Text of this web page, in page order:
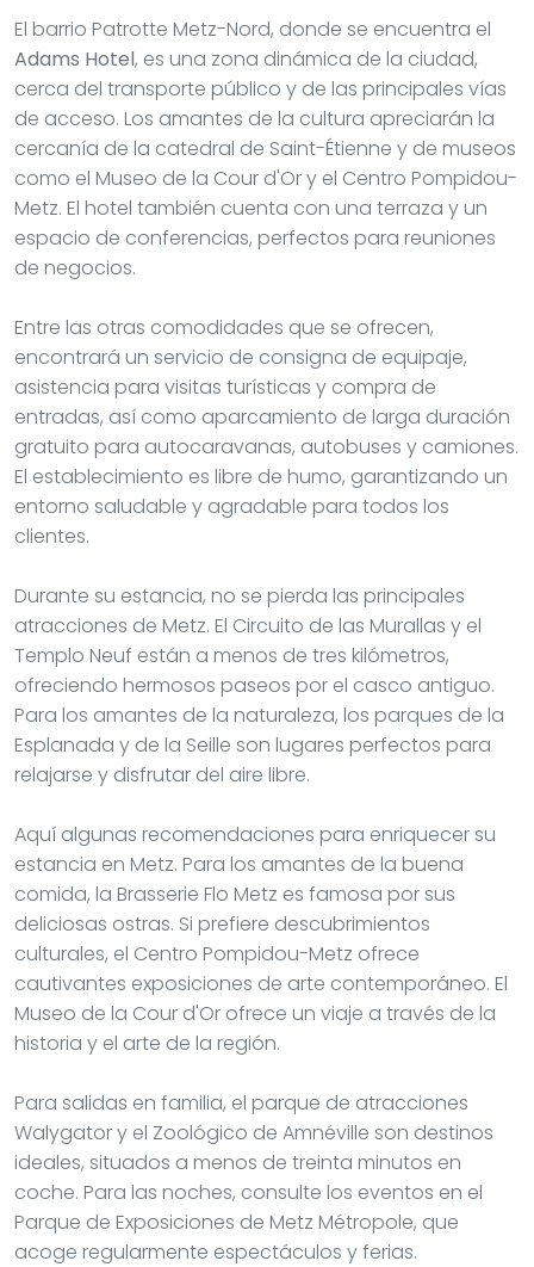
El barrio Patrotte Metz-Nord, donde se encuentra el
Adams Hotel, es una zona dinámica de la ciudad,
cerca del transporte público y de las principales vías
de acceso. Los amantes de la cultura apreciarán la
cercanía de la catedral de Saint-Étienne y de museos
como el Museo de la Cour d'Or y el Centro Pompidou-
Metz. El hotel también cuenta con una terraza y un
espacio de conferencias, perfectos para reuniones
de negocios.
Entre las otras comodidades que se ofrecen,
encontrará un servicio de consigna de equipaje,
asistencia para visitas turísticas y compra de
entradas, así como aparcamiento de larga duración
gratuito para autocaravanas, autobuses y camiones.
El establecimiento es libre de humo, garantizando un
entorno saludable y agradable para todos los
clientes.
Durante su estancia, no se pierda las principales
atracciones de Metz. El Circuito de las Murallas y el
Templo Neuf están a menos de tres kilómetros,
ofreciendo hermosos paseos por el casco antiguo.
Para los amantes de la naturaleza, los parques de la
Esplanada y de la Seille son lugares perfectos para
relajarse y disfrutar del aire libre.
Aquí algunas recomendaciones para enriquecer su
estancia en Metz. Para los amantes de la buena
comida, la Brasserie Flo Metz es famosa por sus
deliciosas ostras. Si prefiere descubrimientos
culturales, el Centro Pompidou-Metz ofrece
cautivantes exposiciones de arte contemporáneo. El
Museo de la Cour d'Or ofrece un viaje a través de la
historia y el arte de la región.
Para salidas en familia, el parque de atracciones
Walygator y el Zoológico de Amnéville son destinos
ideales, situados a menos de treinta minutos en
coche. Para las noches, consulte los eventos en el
Parque de Exposiciones de Metz Métropole, que
acoge regularmente espectáculos y ferias.